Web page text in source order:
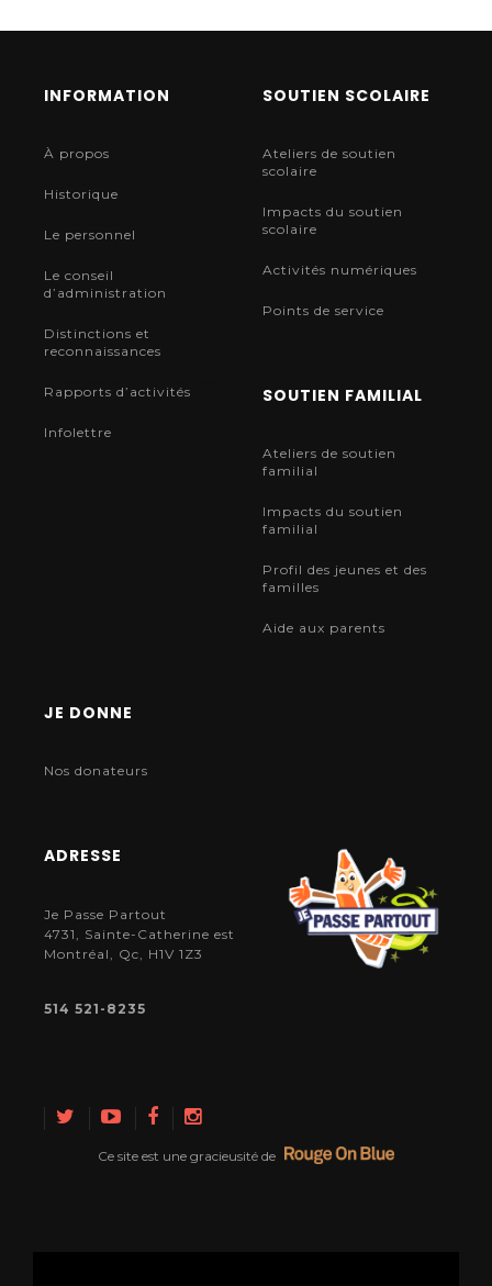
INFORMATION
À propos
Historique
Le personnel
Le conseil
d’administration
Distinctions et
reconnaissances
Rapports d’activités
Infolettre
SOUTIEN SCOLAIRE
Ateliers de soutien
scolaire
Impacts du soutien
scolaire
Activités numériques
Points de service
SOUTIEN FAMILIAL
Ateliers de soutien
familial
Impacts du soutien
familial
Profil des jeunes et des
familles
Aide aux parents
JE DONNE
Nos donateurs
ADRESSE
Je Passe Partout
4731, Sainte-Catherine est
Montréal, Qc, H1V 1Z3
514 521-8235
Ce site est une gracieusité de